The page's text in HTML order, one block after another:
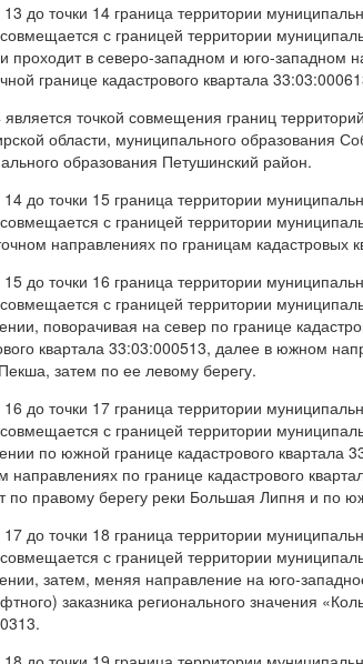
13 до точки 14 граница территории
с границей территории
проходит в северо-западном и юго-западном
границе кадастрового квартала
является точкой совмещения границ
области, муниципального образования
образования Петушинский район.
14 до точки 15 граница территории
с границей территории
направлениях по границам кадастровых
15 до точки 16 граница территории
с границей территории
поворачивая на север по границе
квартала 33:03:000513, далее в южном
затем по ее левому берегу.
16 до точки 17 граница территории
с границей территории
по южной границе кадастрового
направлениях по границе кадастрового
по правому берегу реки Большая Липня и по
17 до точки 18 граница территории
с границей территории
затем, меняя направление на юго-
заказника регионального значения